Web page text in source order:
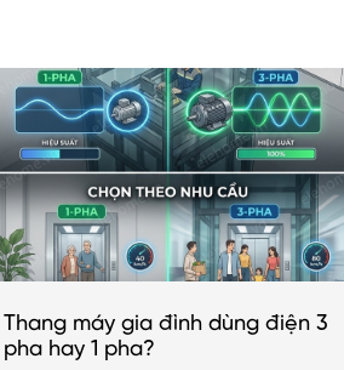
Thang máy gia đình dùng điện 3
pha hay 1 pha?